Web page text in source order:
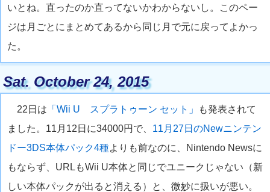
いとね。直ったのか直ってないかわからないし。このペー
ジは月ごとにまとめてあるから同じ月で元に戻ってよかっ
た。
Sat. October 24, 2015
22日は 「Wii U スプラトゥーン セット」
も発表されて
ました。11月12日に34000円で、 11月27日のNewニンテン
ドー3DS本体パック4種よりも前なのに、Nintendo Newsに
もならず、URLもWii U本体と同じでユニークじゃない（新
しい本体パックが出ると消える）と、微妙に扱いが悪い。